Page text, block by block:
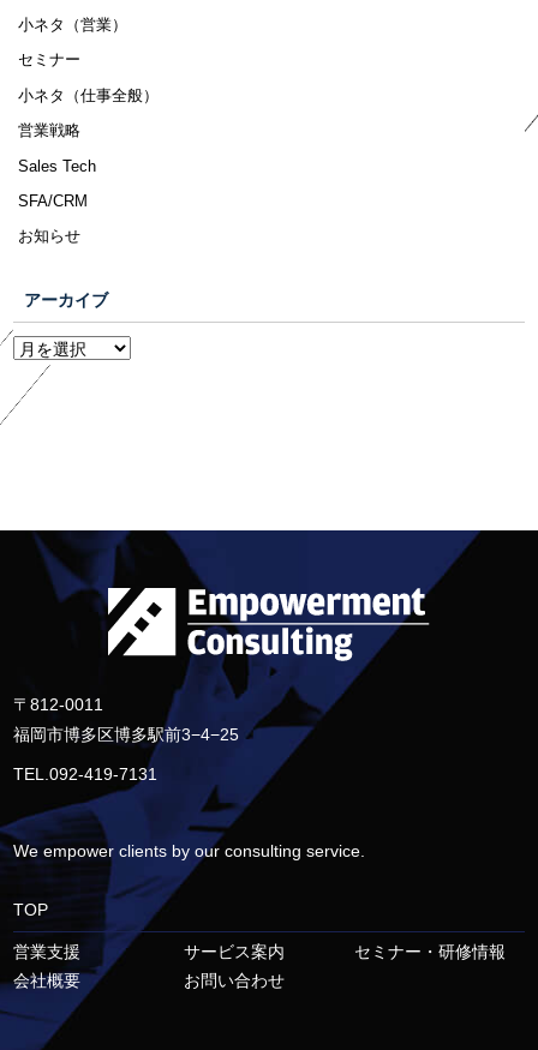
小ネタ（営業）
セミナー
小ネタ（仕事全般）
営業戦略
Sales Tech
SFA/CRM
お知らせ
アーカイブ
〒812-0011
福岡市博多区博多駅前3−4−25
TEL.092-419-7131
We empower clients by our consulting service.
TOP
営業支援 サービス案内
セミナー・研修情報
会社概要
お問い合わせ